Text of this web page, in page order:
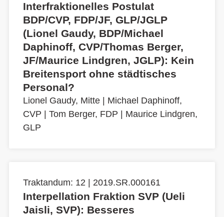
Interfraktionelles Postulat
BDP/CVP, FDP/JF, GLP/JGLP
(Lionel Gaudy, BDP/Michael
Daphinoff, CVP/Thomas Berger,
JF/Maurice Lindgren, JGLP): Kein
Breitensport ohne städtisches
Personal?
Lionel Gaudy, Mitte
Michael Daphinoff,
CVP
Tom Berger, FDP
Maurice Lindgren,
GLP
Traktandum: 12 | 2019.SR.000161
Interpellation Fraktion SVP (Ueli
Jaisli, SVP): Besseres